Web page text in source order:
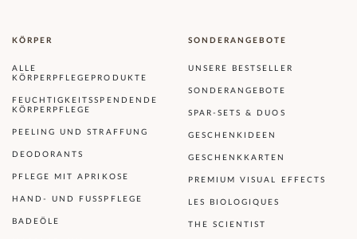
KÖRPER
ALLE
KÖRPERPFLEGEPRODUKTE
FEUCHTIGKEITSSPENDENDE
KÖRPERPFLEGE
PEELING UND STRAFFUNG
DEODORANTS
PFLEGE MIT APRIKOSE
HAND- UND FUSSPFLEGE
BADEÖLE
SONDERANGEBOTE
UNSERE BESTSELLER
SONDERANGEBOTE
SPAR-SETS & DUOS
GESCHENKIDEEN
GESCHENKKARTEN
PREMIUM VISUAL EFFECTS
LES BIOLOGIQUES
THE SCIENTIST